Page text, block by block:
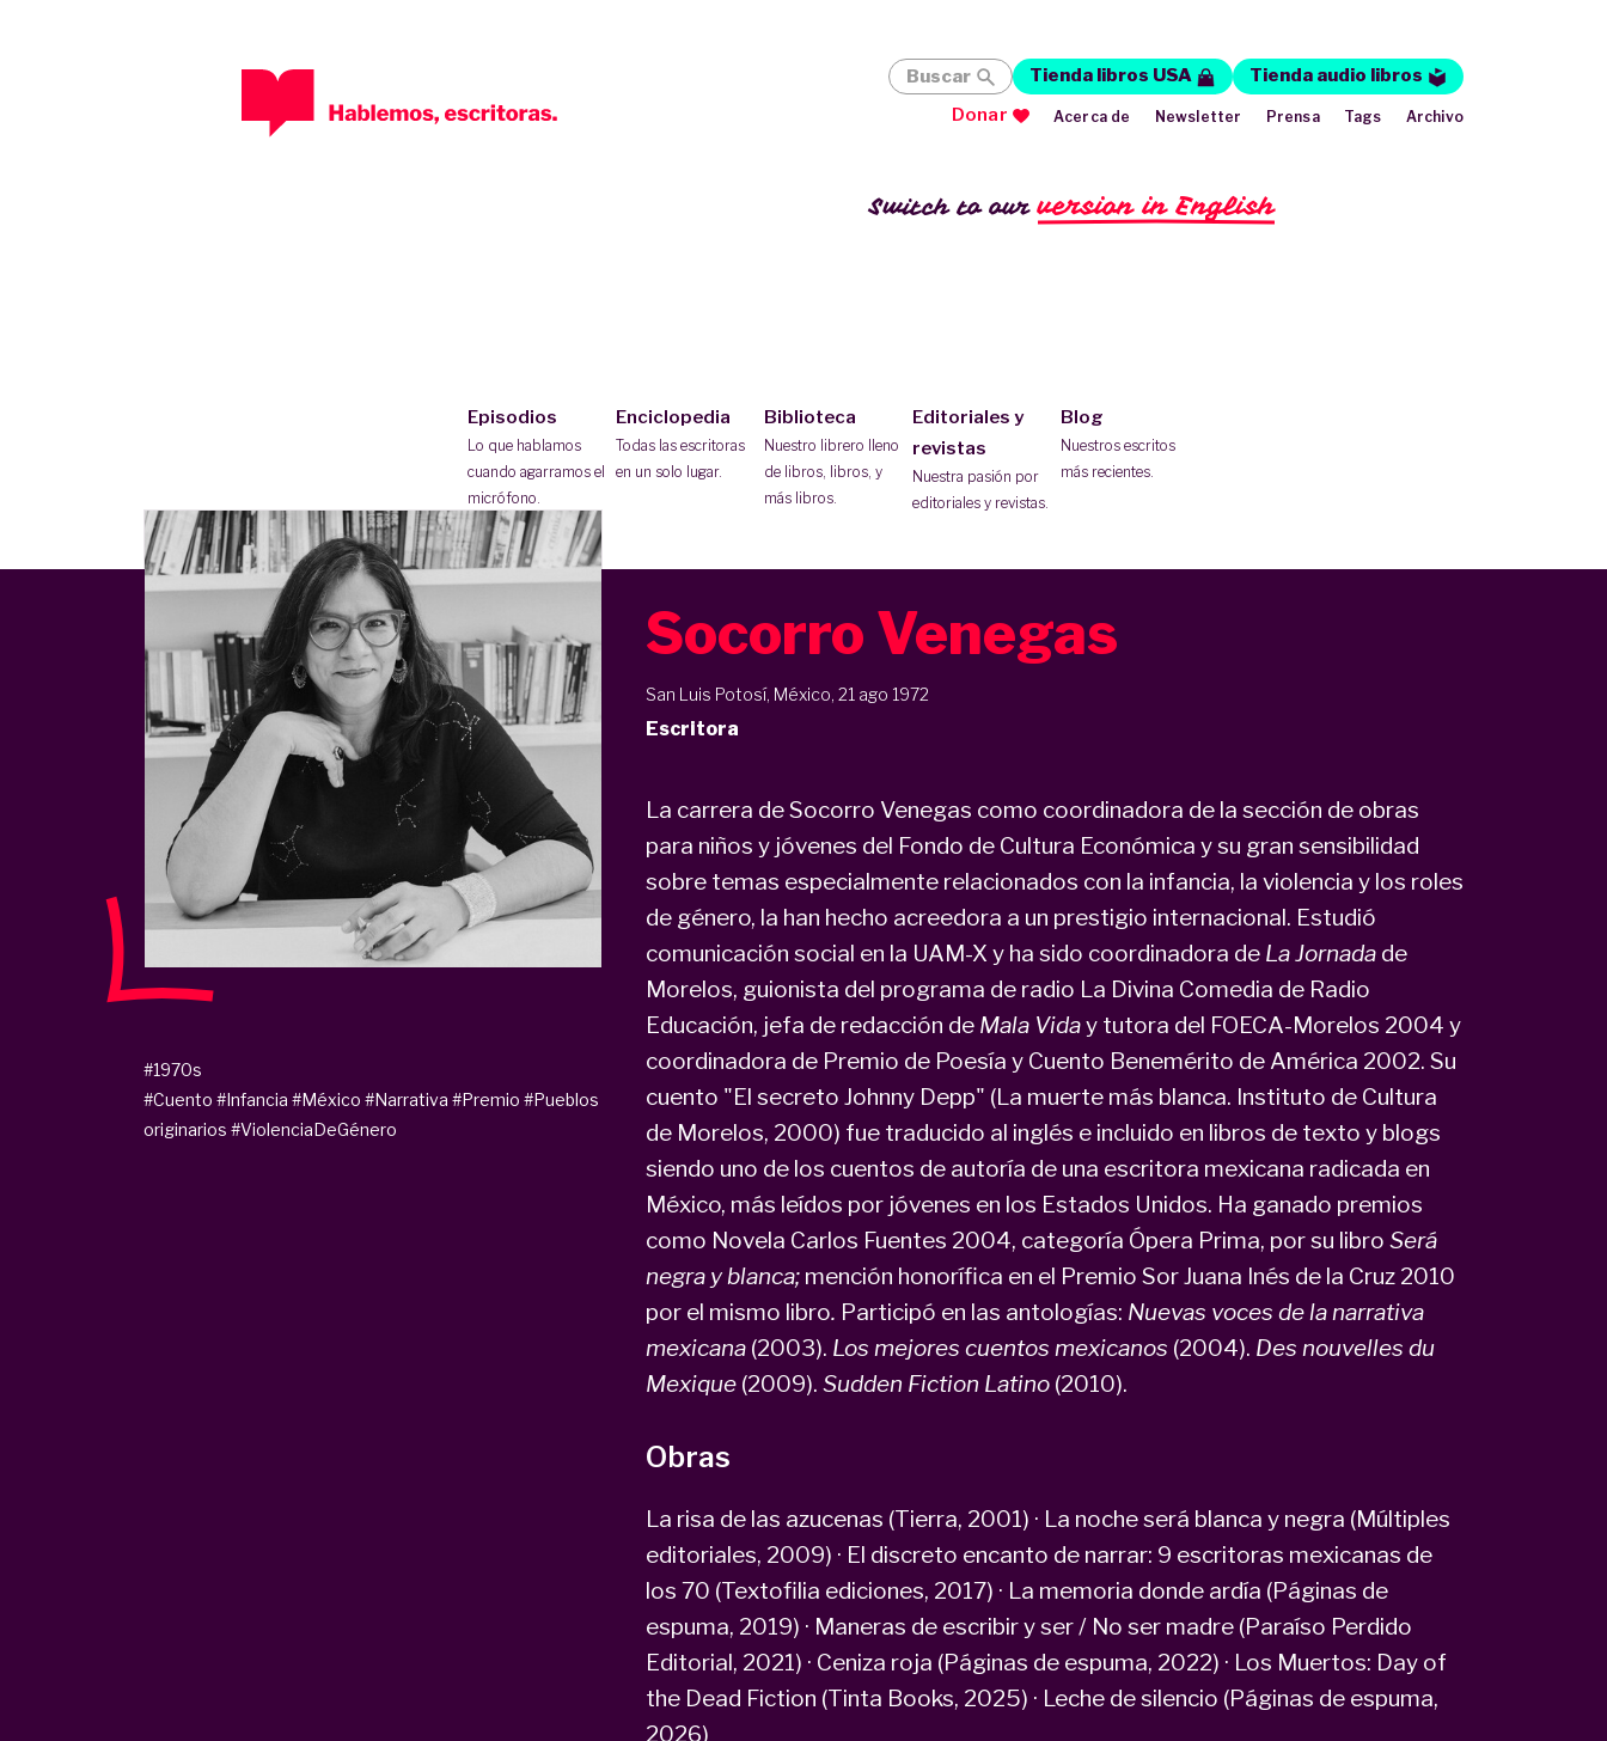
Switch to ourversion in English
Episodios
Lo que hablamos
cuando agarramos el
micrófono.
Enciclopedia
Todas las escritoras
en un solo lugar.
Biblioteca
Nuestro librero lleno
de libros, libros, y
más libros.
Editoriales y
revistas
Nuestra pasión por
editoriales y revistas.
Blog
Nuestros escritos
más recientes.
Buscar Tienda libros USA
Tienda audio libros
Donar
Acerca de Newsletter Prensa Tags Archivo
Socorro Venegas
San Luis Potosí, México, 21 ago 1972
Escritora
La carrera de Socorro Venegas como coordinadora de la sección de obras
para niños y jóvenes del Fondo de Cultura Económica y su gran sensibilidad
sobre temas especialmente relacionados con la infancia, la violencia y los roles
de género, la han hecho acreedora a un prestigio internacional. Estudió
comunicación social en la UAM-X y ha sido coordinadora de La Jornadade
Morelos, guionista del programa de radio La Divina Comedia de Radio
Educación, jefa de redacción de Mala Viday tutora del FOECA-Morelos 2004 y
coordinadora de Premio de Poesía y Cuento Benemérito de América 2002. Su
cuento "El secreto Johnny Depp" (La muerte más blanca. Instituto de Cultura
de Morelos, 2000) fue traducido al inglés e incluido en libros de texto y blogs
siendo uno de los cuentos de autoría de una escritora mexicana radicada en
México, más leídos por jóvenes en los Estados Unidos. Ha ganado premios
como Novela Carlos Fuentes 2004, categoría Ópera Prima, por su libro Será
negra y blanca; mención honorífica en el Premio Sor Juana Inés de la Cruz 2010
por el mismo libro. Participó en las antologías: Nuevas voces de la narrativa
mexicana(2003). Los mejores cuentos mexicanos (2004). Des nouvelles du
Mexique(2009). Sudden Fiction Latino(2010).
Obras
La risa de las azucenas (Tierra, 2001) · La noche será blanca y negra (Múltiples
editoriales, 2009) · El discreto encanto de narrar: 9 escritoras mexicanas de
los 70 (Textofilia ediciones, 2017) · La memoria donde ardía (Páginas de
espuma, 2019) · Maneras de escribir y ser / No ser madre (Paraíso Perdido
Editorial, 2021) · Ceniza roja (Páginas de espuma, 2022) · Los Muertos: Day of
the Dead Fiction (Tinta Books, 2025) · Leche de silencio (Páginas de espuma,
2026)
#1970s
#Cuento #Infancia #México #Narrativa #Premio #Pueblos
originarios #ViolenciaDeGénero